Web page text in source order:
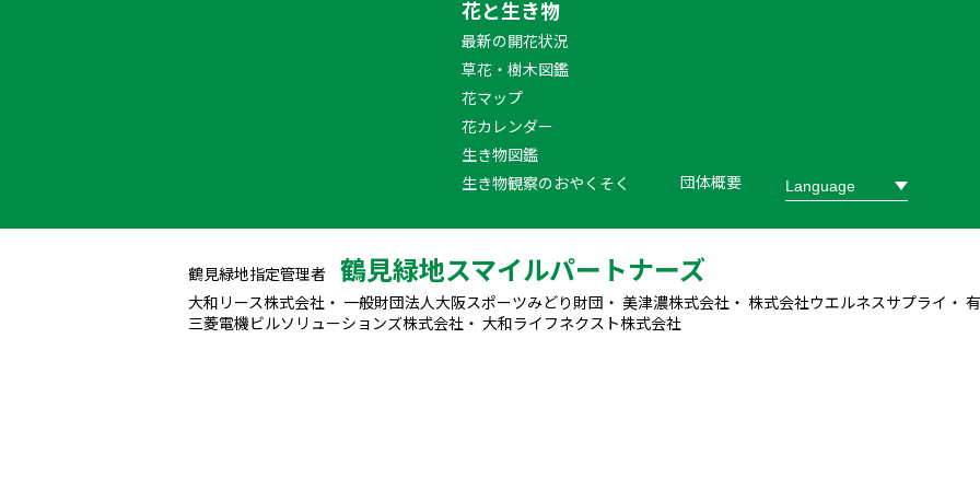
花と生き物
最新の開花状況
草花・樹木図鑑
花マップ
花カレンダー
生き物図鑑
生き物観察のおやくそく
団体概要
鶴見緑地指定管理者 鶴見緑地スマイルパートナーズ
大和リース株式会社・ 一般財団法人大阪スポーツみどり財団・ 美津濃株式会社・ 株式会社ウエルネスサプライ・
三菱電機ビルソリューションズ株式会社・ 大和ライフネクスト株式会社